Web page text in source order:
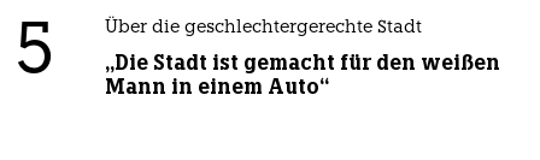
5 Über die geschlechtergerechte Stadt
„Die Stadt ist gemacht für den weißen
Mann in einem Auto“